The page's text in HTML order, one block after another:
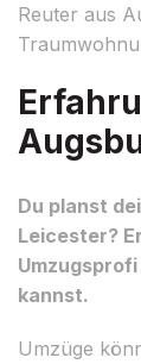
Reuter aus
Du planst
Leicester?
kannst.
Umzüge